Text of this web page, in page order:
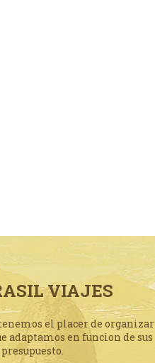
VIAJES
el placer de organizar
adaptamos en funcion de sus